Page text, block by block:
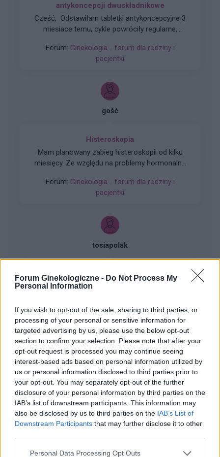
Forum Ginekologiczne - Do Not Process My
Personal Information
If you wish to opt-out of the sale, sharing to third parties, or
processing of your personal or sensitive information for
targeted advertising by us, please use the below opt-out
section to confirm your selection. Please note that after your
opt-out request is processed you may continue seeing
interest-based ads based on personal information utilized by
us or personal information disclosed to third parties prior to
your opt-out. You may separately opt-out of the further
disclosure of your personal information by third parties on the
IAB’s list of downstream participants. This information may
also be disclosed by us to third parties on the IAB’s List of
Downstream Participants that may further disclose it to other
Personal Data Processing Opt Outs
antykoncepcji dwuskładnikowe
Cześć, Odstawiłam tabletki antykoncepcyjne 3
miesiace temu, cykle powróciły regularne,
zwiększone wypadanie włosów oraz pieczenie
skory glowy przy dotyku. Kiedy u Was po
zmniejszyło wypadanie włosów? Też miałyście
takie problemy?
Forum: Ginekologia - forum dla rodziny i
pacjentki
gość
Histeroskopia
Mam planowany zabieg histeroskopii od kilku
miesięcy. Ze względu na problemy hormonalne
mam zabieg a pojawiła mi się miesiączka. Czy
podczas lekkich plamień na początku cyklu
Forum: Ginekologia - forum dla rodziny i
pacjentki
tosiapolak
Osocze bogatoplytkowe
Cześć, Z różnymi infekcjami intymnymi
leczeniach udało mi sie z tego wyjść. Jednakze
problem pozostał, czuję ciągły dyskomfort oraz
mam zaczerwienienia w bruzdach między
wargowych. Posiewy są czyste. Lekarka
chciałaby wykonac u mnie osocze
bogatoplytkowe w te miejsca. Może któraś z
Was miala wykonywany tali zabieg i moze cos o
nim wiecej sie wypowiedzieć. Będę wdzięczna
za wszelkie informacje
Forum:
Ginekologia - forum dla rodziny i
pacjentki
gość
Qlaira
Dzień dobry, pół roku temu przyjmowałam
Zaczęłam znowu przyjmować tabletki mimo iż
Forum:Ginekologia - forum dla rodziny i